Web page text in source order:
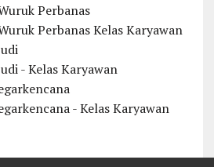
Perbanas
Perbanas Kelas Karyawan
- Kelas Karyawan
- Kelas Karyawan